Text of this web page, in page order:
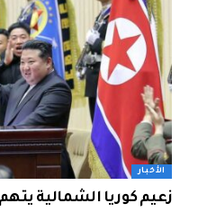
الأخبار
زعيم كوريا الشمالية